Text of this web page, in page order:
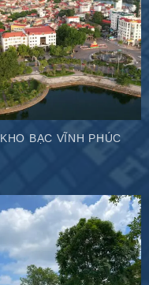
KHO BẠC VĨNH PHÚC